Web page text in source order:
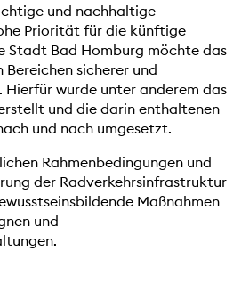
und nachhaltige
Priorität für die künftige
Stadt Bad Homburg möchte das
sicherer und
wurde unter anderem das
und die darin enthaltenen
und nach umgesetzt.
Rahmenbedingungen und
der Radverkehrsinfrastruktur
Maßnahmen
und